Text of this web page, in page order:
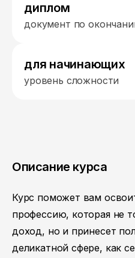
диплом
документ по
для начинающих
уровень сложности
Описание курса
Курс поможет вам
профессию, которая не
доход, но и принесет
деликатной сфере, как